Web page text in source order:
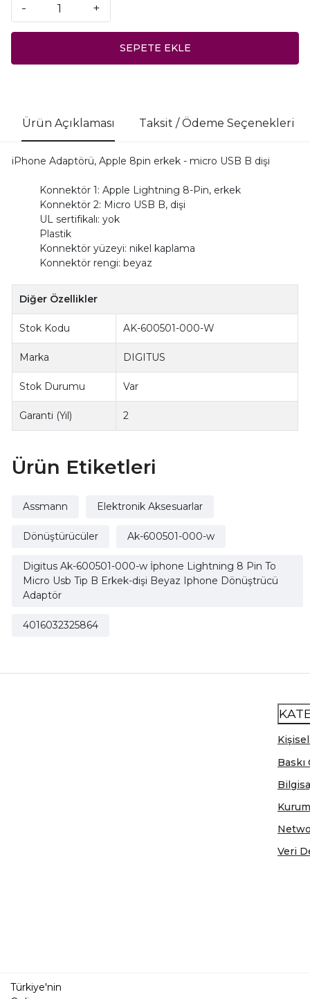
- +
SEPETE EKLE
Ürün Açıklaması Taksit / Ödeme Seçenekleri
iPhone Adaptörü, Apple 8pin erkek - micro USB B dişi
Konnektör 1: Apple Lightning 8-Pin, erkek
Konnektör 2: Micro USB B, dişi
UL sertifikalı: yok
Plastik
Konnektör yüzeyi: nikel kaplama
Konnektör rengi: beyaz
Diğer Özellikler
Stok Kodu AK-600501-000-W
Marka DIGITUS
Stok Durumu Var
Garanti (Yıl) 2
Ürün Etiketleri
Assmann Elektronik Aksesuarlar
Dönüştürücüler Ak-600501-000-w
Digitus Ak-600501-000-w İphone Lightning 8 Pin To
Micro Usb Tip B Erkek-dişi Beyaz Iphone Dönüştrücü
Adaptör
4016032325864
Veri
Türkiye'nin